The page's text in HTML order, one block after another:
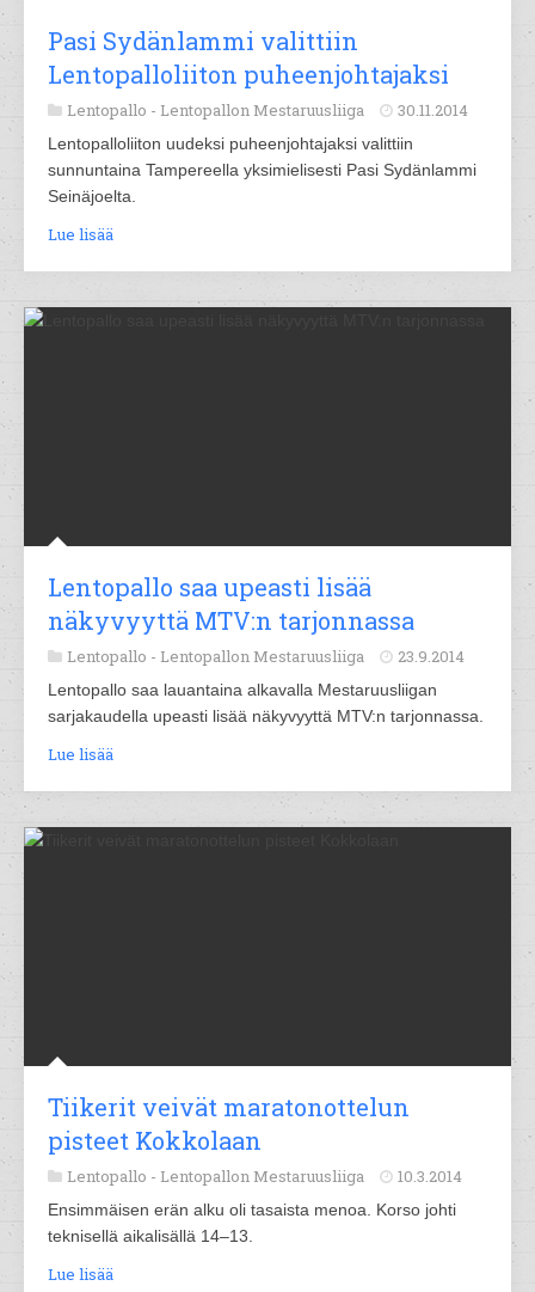
Pasi Sydänlammi valittiin
Lentopalloliiton puheenjohtajaksi
Lentopallo - Lentopallon Mestaruusliiga 30.11.2014
Lentopalloliiton uudeksi puheenjohtajaksi valittiin
sunnuntaina Tampereella yksimielisesti Pasi Sydänlammi
Seinäjoelta.
Lue lisää
Lentopallo saa upeasti lisää
näkyvyyttä MTV:n tarjonnassa
Lentopallo - Lentopallon Mestaruusliiga 23.9.2014
Lentopallo saa lauantaina alkavalla Mestaruusliigan
sarjakaudella upeasti lisää näkyvyyttä MTV:n tarjonnassa.
Lue lisää
Tiikerit veivät maratonottelun
pisteet Kokkolaan
Lentopallo - Lentopallon Mestaruusliiga 10.3.2014
Ensimmäisen erän alku oli tasaista menoa. Korso johti
teknisellä aikalisällä 14–13.
Lue lisää